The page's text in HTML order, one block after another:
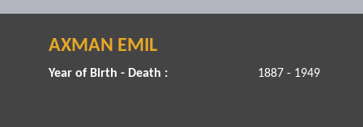
AXMAN EMIL
Year of Birth - Death : 1887 - 1949